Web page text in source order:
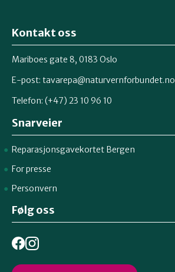
Retten til reparasjon
Kontakt oss
Mariboes gate 8, 0183 Oslo
E-post: tavarepa@naturvernforbundet.no
Telefon: (+47) 23 10 96 10
Snarveier
Reparasjonsgavekortet Bergen
For presse
Personvern
Følg oss